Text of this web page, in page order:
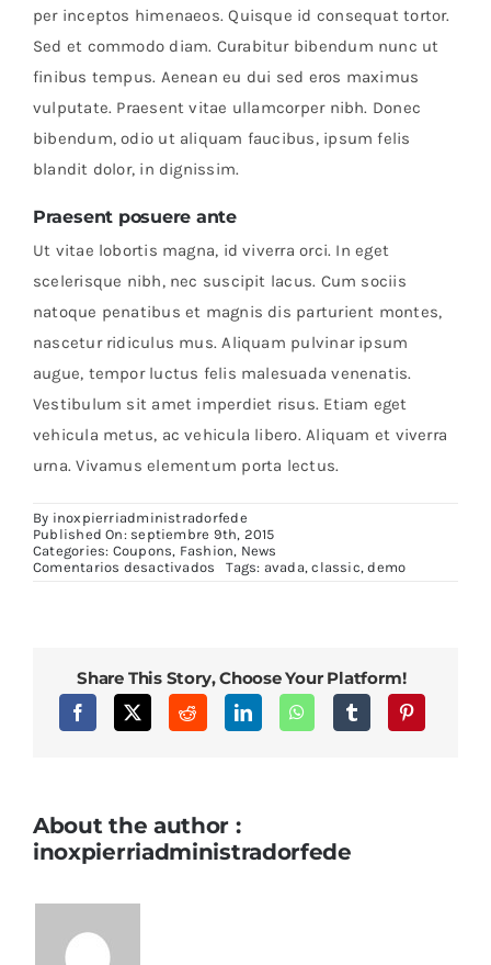
per inceptos himenaeos. Quisque id consequat tortor.
Sed et commodo diam. Curabitur bibendum nunc ut
finibus tempus. Aenean eu dui sed eros maximus
vulputate. Praesent vitae ullamcorper nibh. Donec
bibendum, odio ut aliquam faucibus, ipsum felis
blandit dolor, in dignissim.
Praesent posuere ante
Ut vitae lobortis magna, id viverra orci. In eget
scelerisque nibh, nec suscipit lacus. Cum sociis
natoque penatibus et magnis dis parturient montes,
nascetur ridiculus mus. Aliquam pulvinar ipsum
augue, tempor luctus felis malesuada venenatis.
Vestibulum sit amet imperdiet risus. Etiam eget
vehicula metus, ac vehicula libero. Aliquam et viverra
urna. Vivamus elementum porta lectus.
By inoxpierriadministradorfede
Published On: septiembre 9th, 2015
Categories: Coupons, Fashion, News
Comentarios desactivados enTags: avada,classic,demo
Share This Story, Choose Your Platform!
About the author :
inoxpierriadministradorfede